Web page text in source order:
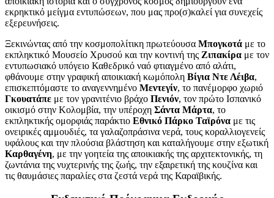
εκρηκτικό μείγμα εντυπώσεων, που μας προ(σ)καλεί για συνεχείς
εξερευνήσεις.
Ξεκινώντας από την κοσμοπολίτικη πρωτεύουσα Μπογκοτά με το
εκπληκτικό Μουσείο Χρυσού και την κοντινή της Ζιπακίρα με τον
εντυπωσιακό υπόγειο Καθεδρικό ναό φτιαγμένο από αλάτι,
φθάνουμε στην γραφική αποικιακή κωμόπολη Βίγια Ντε Λέιβα,
επισκεπτόμαστε το αναγεννημένο Μεντεγίν, το πανέμορφο χωριό
Γκουατάπε με τον γρανιτένιο βράχο Πενιόν, τον πρώτο Ισπανικό
οικισμό στην Κολομβία, την υπέροχη Σάντα Μάρτα, το
εκπληκτικής ομορφιάς παράκτιο Εθνικό Πάρκο Ταϊρόνα με τις
ονειρικές αμμουδιές, τα γαλαζοπράσινα νερά, τους κοραλλιογενείς
υφάλους και την πλούσια βλάστηση και καταλήγουμε στην εξωτική
Καρθαγένη, με την γοητεία της αποικιακής της αρχιτεκτονικής, τη
ζωντάνια της νυχτερινής της ζωής, την εξαιρετική της κουζίνα και
τις θαυμάσιες παραλίες στα ζεστά νερά της Καραϊβικής.